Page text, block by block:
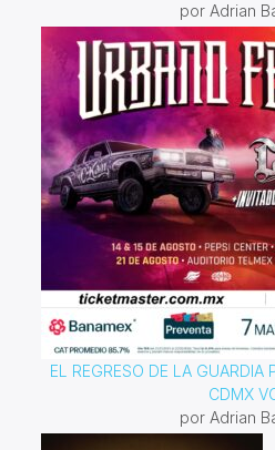
por Adrian
EL REGRESO DE LA GUARDIA
CDMX
por Adrian